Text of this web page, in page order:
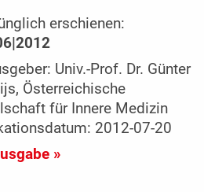
erschienen:
Univ.-Prof. Dr. Günter
Österreichische
für Innere Medizin
2012-07-20
»